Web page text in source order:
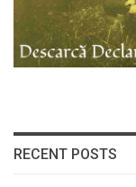
RECENT POSTS